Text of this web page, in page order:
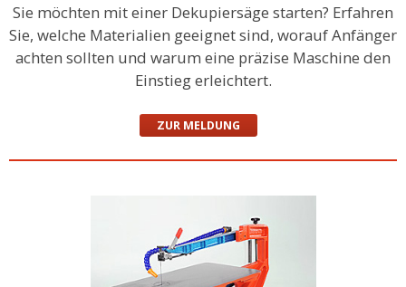
Sie möchten mit einer Dekupiersäge starten? Erfahren
Sie, welche Materialien geeignet sind, worauf Anfänger
achten sollten und warum eine präzise Maschine den
Einstieg erleichtert.
ZUR MELDUNG